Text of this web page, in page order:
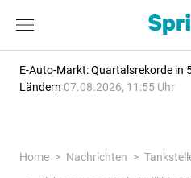
E-Auto-Markt: Quartalsrekorde in
Ländern 07.08.2026, 11:55 Uhr
Home Nachrichten